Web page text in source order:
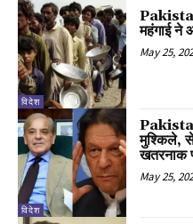
विदेश
महंगाई ने
May 25,
विदेश
मुश्किले,
खतरनाक
May 25,